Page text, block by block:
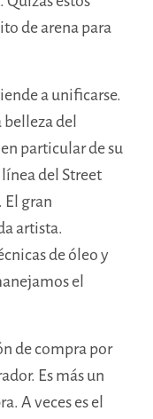
de arena para
a unificarse.
belleza del
particular de su
del Street
gran
artista.
de óleo y
el
de compra por
Es más un
A veces es el